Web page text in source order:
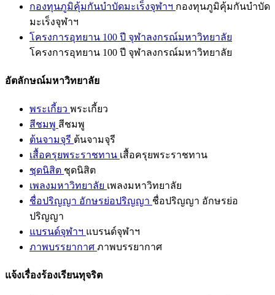
กองทุนภูมิคุ้มกันบำบัดมะเร็งจุฬาฯ กองทุนภูมิคุ้มกันบำบัด
มะเร็งจุฬาฯ
โครงการอุทยาน 100 ปี จุฬาลงกรณ์มหาวิทยาลัย
โครงการอุทยาน 100 ปี จุฬาลงกรณ์มหาวิทยาลัย
อัตลักษณ์มหาวิทยาลัย
พระเกี้ยว พระเกี้ยว
สีชมพู สีชมพู
ต้นจามจุรี ต้นจามจุรี
เสื้อครุยพระราชทาน เสื้อครุยพระราชทาน
ชุดนิสิต ชุดนิสิต
เพลงมหาวิทยาลัย เพลงมหาวิทยาลัย
ชื่อปริญญา อักษรย่อปริญญา ชื่อปริญญา อักษรย่อ
ปริญญา
แบรนด์จุฬาฯ แบรนด์จุฬาฯ
ภาพบรรยากาศ ภาพบรรยากาศ
แจ้งเรื่องร้องเรียนทุจริต